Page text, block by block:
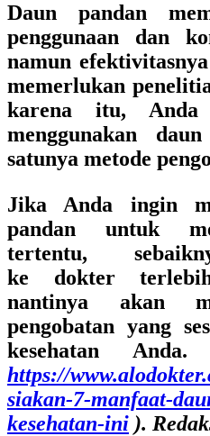
Daun pandan
penggunaan dan
namun
memerlukan
karena itu, Anda
menggunakan
satunya metode
Jika Anda ingin
pandan untuk
tertentu,
ke dokter
nantinya akan
pengobatan yang
kesehatan Anda.
https://
siakan-7-manfaat-
kesehatan-ini ).